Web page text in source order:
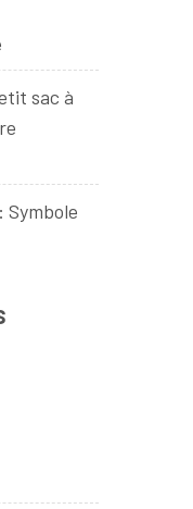
sac à
Symbole